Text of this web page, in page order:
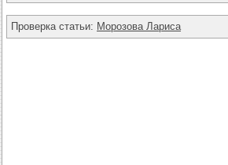
Проверка статьи: Морозова Лариса